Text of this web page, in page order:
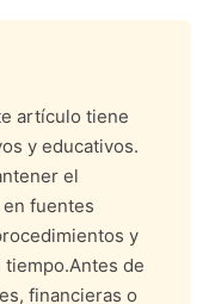
artículo tiene
y educativos.
el
fuentes
y
de
financieras o